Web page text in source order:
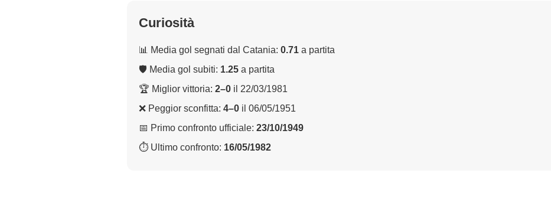
Curiosità
📊 Media gol segnati dal Catania: 0.71 a partita
🛡 Media gol subiti: 1.25 a partita
🏆 Miglior vittoria: 2–0 il 22/03/1981
❌ Peggior sconfitta: 4–0 il 06/05/1951
📅 Primo confronto ufficiale: 23/10/1949
⏱ Ultimo confronto: 16/05/1982